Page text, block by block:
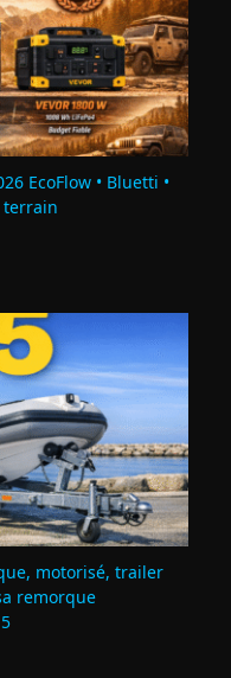
EcoFlow • Bluetti •
terrain
motorisé, trailer
remorque